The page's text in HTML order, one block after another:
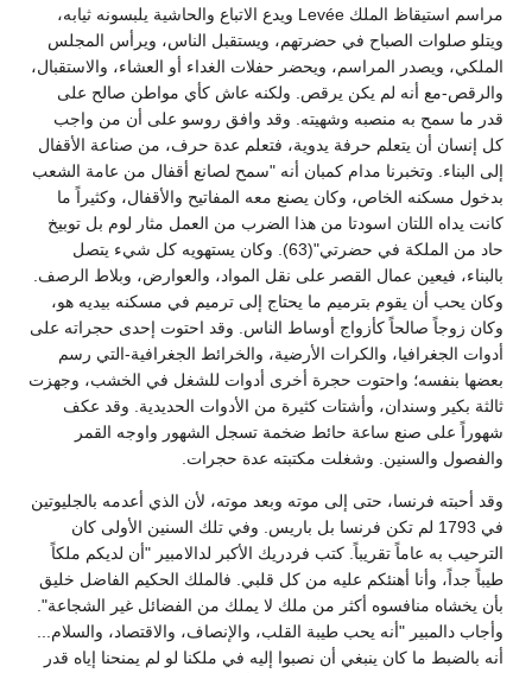
مراسم استيقاظ الملك Levée ويدع الاتباع والحاشية يلبسونه ثيابه،
ويتلو صلوات الصباح في حضرتهم، ويستقبل الناس، ويرأس المجلس
الملكي، ويصدر المراسم، ويحضر حفلات الغداء أو العشاء، والاستقبال،
والرقص-مع أنه لم يكن يرقص. ولكنه عاش كأي مواطن صالح على
قدر ما سمح به منصبه وشهيته. وقد وافق روسو على أن من واجب
كل إنسان أن يتعلم حرفة يدوية، فتعلم عدة حرف، من صناعة الأقفال
إلى البناء. وتخبرنا مدام كمبان أنه "سمح لصانع أقفال من عامة الشعب
بدخول مسكنه الخاص، وكان يصنع معه المفاتيح والأقفال، وكثيراً ما
كانت يداه اللتان اسودتا من هذا الضرب من العمل مثار لوم بل توبيخ
حاد من الملكة في حضرتي"(63). وكان يستهويه كل شيء يتصل
بالبناء، فيعين عمال القصر على نقل المواد، والعوارض، وبلاط الرصف.
وكان يحب أن يقوم بترميم ما يحتاج إلى ترميم في مسكنه بيديه هو،
وكان زوجاً صالحاً كأزواج أوساط الناس. وقد احتوت إحدى حجراته على
أدوات الجغرافيا، والكرات الأرضية، والخرائط الجغرافية-التي رسم
بعضها بنفسه؛ واحتوت حجرة أخرى أدوات للشغل في الخشب، وجهزت
ثالثة بكير وسندان، وأشتات كثيرة من الأدوات الحديدية. وقد عكف
شهوراً على صنع ساعة حائط ضخمة تسجل الشهور واوجه القمر
والفصول والسنين. وشغلت مكتبته عدة حجرات.
وقد أحبته فرنسا، حتى إلى موته وبعد موته، لأن الذي أعدمه بالجليوتين
في 1793 لم تكن فرنسا بل باريس. وفي تلك السنين الأولى كان
الترحيب به عاماً تقريباً. كتب فردريك الأكبر لدالامبير "أن لديكم ملكاً
طيباً جداً، وأنا أهنئكم عليه من كل قلبي. فالملك الحكيم الفاضل خليق
بأن يخشاه منافسوه أكثر من ملك لا يملك من الفضائل غير الشجاعة".
وأجاب دالمبير "أنه يحب طيبة القلب، والإنصاف، والاقتصاد، والسلام...
أنه بالضبط ما كان ينبغي أن نصبوا إليه في ملكنا لو لم يمنحنا إياه قدر